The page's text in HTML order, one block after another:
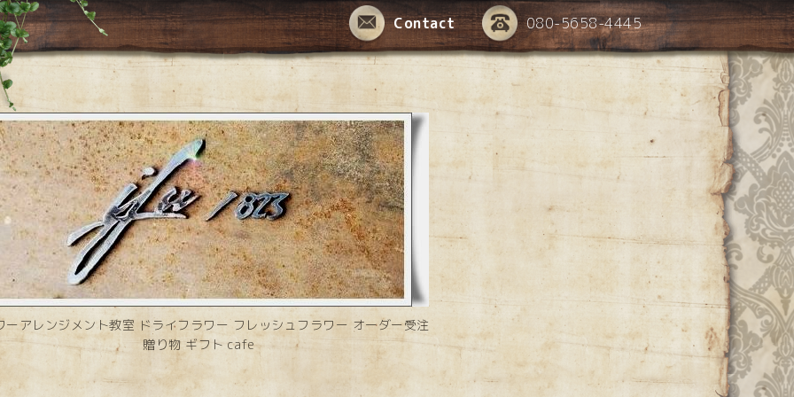
080-5658-4445
Contact
ーアレンジメント教室 ドライフラワー フレッシュフラワー オーダー受注
贈り物 ギフト cafe